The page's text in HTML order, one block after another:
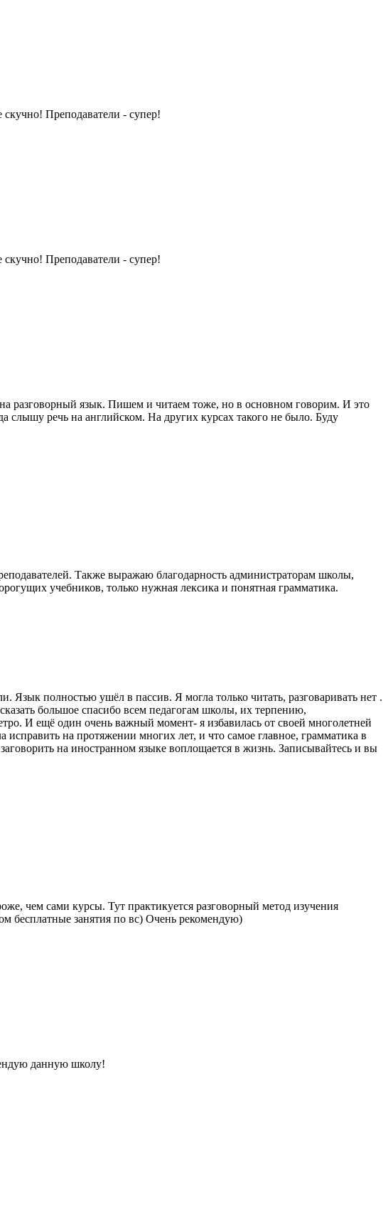
Преподаватели - супер!
Преподаватели - супер!
разговорный язык. Пишем и читаем тоже, но в основном говорим. И это
слышу речь на английском. На других курсах такого не было. Буду
Также выражаю благодарность администраторам школы,
учебников, только нужная лексика и понятная грамматика.
Язык полностью ушёл в пассив. Я могла только читать, разговаривать нет .
большое спасибо всем педагогам школы, их терпению,
И ещё один очень важный момент- я избавилась от своей многолетней
на протяжении многих лет, и что самое главное, грамматика в
на иностранном языке воплощается в жизнь. Записывайтесь и вы
чем сами курсы. Тут практикуется разговорный метод изучения
бесплатные занятия по вс) Очень рекомендую)
данную школу!